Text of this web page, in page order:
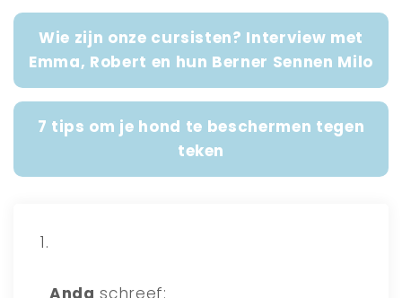
Wie zijn onze cursisten? Interview met
Emma, Robert en hun Berner Sennen Milo
7 tips om je hond te beschermen tegen
teken
Anda schreef: